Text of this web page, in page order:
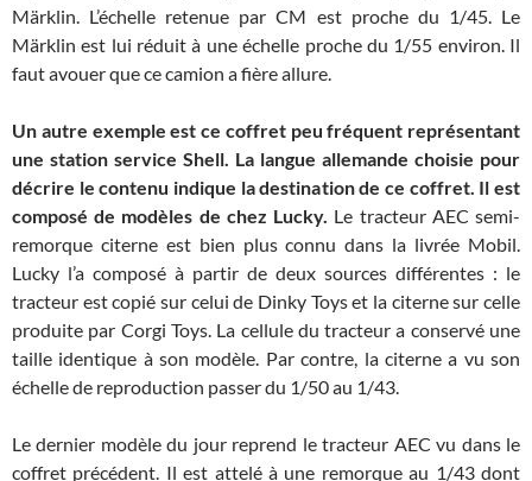
Märklin. L’échelle retenue par CM est proche du 1/45. Le
Märklin est lui réduit à une échelle proche du 1/55 environ. Il
faut avouer que ce camion a fière allure.
Un autre exemple est ce coffret peu fréquent représentant
une station service Shell. La langue allemande choisie pour
décrire le contenu indique la destination de ce coffret. Il est
composé de modèles de chez Lucky. Le tracteur AEC semi-
remorque citerne est bien plus connu dans la livrée Mobil.
Lucky l’a composé à partir de deux sources différentes : le
tracteur est copié sur celui de Dinky Toys et la citerne sur celle
produite par Corgi Toys. La cellule du tracteur a conservé une
taille identique à son modèle. Par contre, la citerne a vu son
échelle de reproduction passer du 1/50 au 1/43.
Le dernier modèle du jour reprend le tracteur AEC vu dans le
coffret précédent. Il est attelé à une remorque au 1/43 dont